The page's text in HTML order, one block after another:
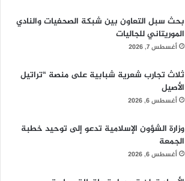
بحث سبل التعاون بين شبكة الصحفيات والنادي
الموريتاني للجاليات
أغسطس 7, 2026
ثلاث تجارب شعرية شبابية على منصة “تراتيل
الأصيل
أغسطس 6, 2026
وزارة الشؤون الإسلامية تدعو إلى توحيد خطبة
الجمعة
أغسطس 6, 2026